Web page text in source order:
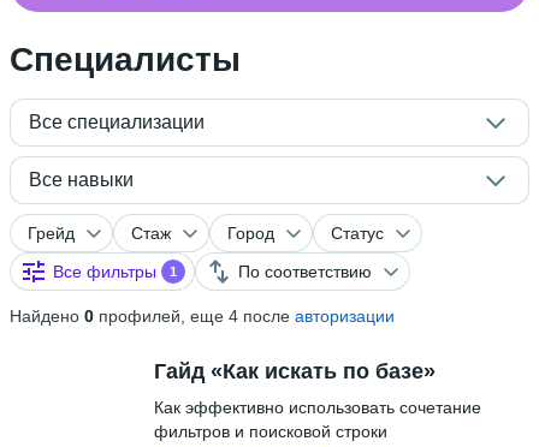
Специалисты
Все специализации
Все навыки
Грейд Стаж Город
Статус
Все фильтры
1 По соответствию
Найдено 0 профилей, еще 4 после авторизации
Гайд «Как искать по базе»
Как эффективно использовать сочетание
фильтров и поисковой строки